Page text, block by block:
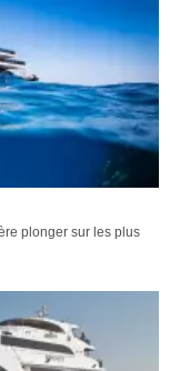
plonger sur les plus